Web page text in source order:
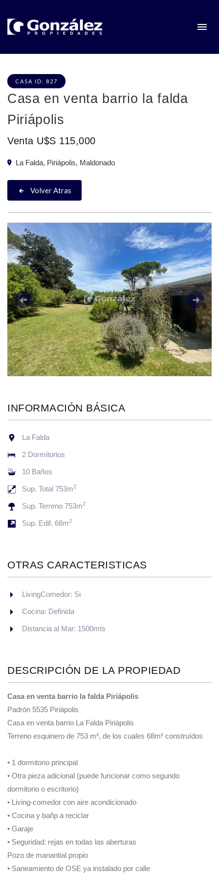
CASA ID. 827
Casa en venta barrio la falda
Piriápolis
Venta U$S 115,000
La Falda, Piriápolis, Maldonado
Volver Atras
Anterior
INFORMACIÓN BÁSICA
La Falda
2 Dormitorios
10 Baños
Sup. Total 753m2
Sup. Terreno 753m2
Sup. Edif. 68m2
OTRAS CARACTERISTICAS
LivingComedor: Si
Cocina: Definida
Distancia al Mar: 1500mts
DESCRIPCIÓN DE LA PROPIEDAD
Casa en venta barrio la falda Piriápolis
Padrón 5535 Piriápolis
Casa en venta barrio La Falda Piriápolis
Terreno esquinero de 753 m², de los cuales 68m² construídos
•⁠ ⁠1 dormitorio principal
•⁠ ⁠Otra pieza adicional (puede funcionar como segundo
dormitorio o escritorio)
•⁠ ⁠Living-comedor con aire acondicionado
•⁠ ⁠Cocina y bañp a reciclar
•⁠ ⁠Garaje
•⁠ ⁠Seguridad: rejas en todas las aberturas
Pozo de manantial propio
•⁠ ⁠Saneamiento de OSE ya instalado por calle